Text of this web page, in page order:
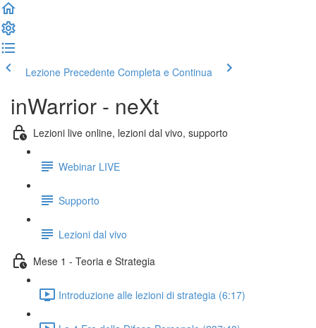
Lezione Precedente Completa e Continua
inWarrior - neXt
Lezioni live online, lezioni dal vivo, supporto
Webinar LIVE
Supporto
Lezioni dal vivo
Mese 1 - Teoria e Strategia
Introduzione alle lezioni di strategia (6:17)